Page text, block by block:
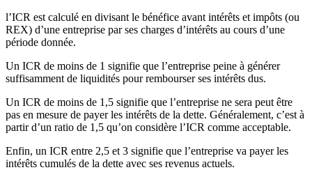
l’ICR est calculé en divisant le bénéfice avant intérêts et impôts (ou
REX) d’une entreprise par ses charges d’intérêts au cours d’une
période donnée.
Un ICR de moins de 1 signifie que l’entreprise peine à générer
suffisamment de liquidités pour rembourser ses intérêts dus.
Un ICR de moins de 1,5 signifie que l’entreprise ne sera peut être
pas en mesure de payer les intérêts de la dette. Généralement, c’est à
partir d’un ratio de 1,5 qu’on considère l’ICR comme acceptable.
Enfin, un ICR entre 2,5 et 3 signifie que l’entreprise va payer les
intérêts cumulés de la dette avec ses revenus actuels.